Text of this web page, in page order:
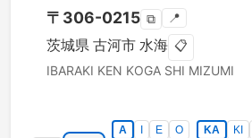
〒 306-0215 ⧉ 📍
茨城県 古河市 水海 📋
IBARAKI KEN KOGA SHI MIZUMI
A E O KA KI